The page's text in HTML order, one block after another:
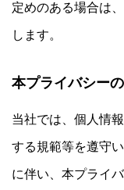
定めのある場合は
します。
本プライバシー
当社では、個人情
する規範等を遵守
に伴い、本プライ